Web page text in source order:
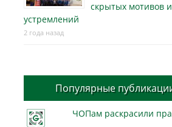
скрытых мотивов и
устремлений
2 года назад
Популярные
ЧОПам раскрасили